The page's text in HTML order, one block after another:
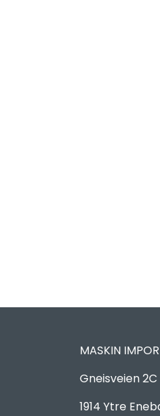
MASKIN
Gneisveien 2C
1914 Ytre